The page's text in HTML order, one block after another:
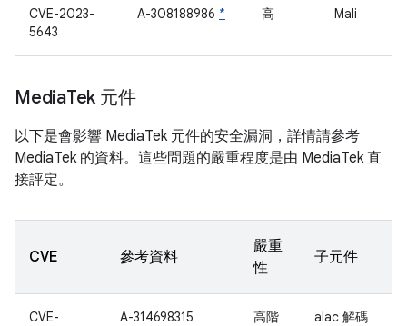
CVE-2023-
5643
A-308188986 * 高 Mali
MediaTek 元件
以下是會影響 MediaTek 元件的安全漏洞，詳情請參考
MediaTek 的資料。這些問題的嚴重程度是由 MediaTek 直
接評定。
CVE 參考資料
嚴重
性
子元件
CVE-
A-314698315
高階
alac 解碼